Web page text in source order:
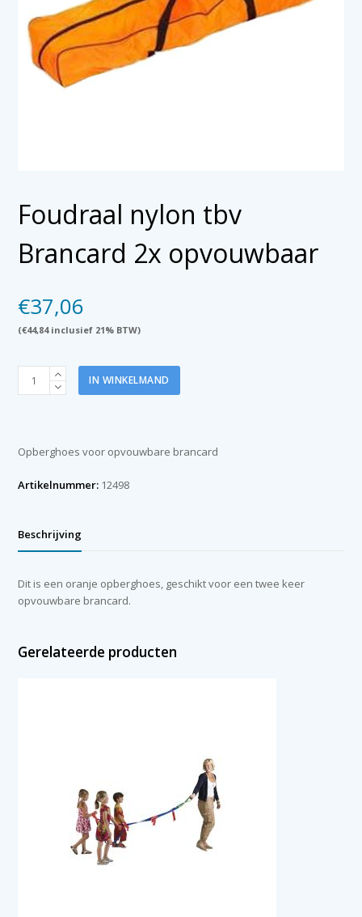
Foudraal nylon tbv
Brancard 2x opvouwbaar
€37,06
(€44,84inclusief 21% BTW)
Foudraal
nylon
opvouwbaar
IN WINKELMAND
Opberghoes voor opvouwbare brancard
Artikelnummer: 12498
Beschrijving
Dit is een oranje opberghoes, geschikt voor een twee keer
opvouwbare brancard.
Gerelateerde producten